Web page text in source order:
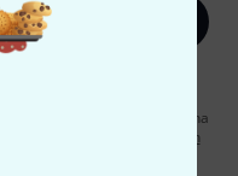
zgodę na otrzymywanie
elektroniczną. Możesz
Więcej informacji na
wytycznych dotyczących